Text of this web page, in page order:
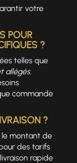
votre
POUR
?
telles que
allégés.
commande
?
le montant de
des tarifs
rapide